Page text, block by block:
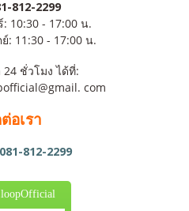
812-2299
10:30 - 17:00 น.
: 11:30 - 17:00 น.
ชั่วโมง ได้ที่:
com
อเรา
812-2299